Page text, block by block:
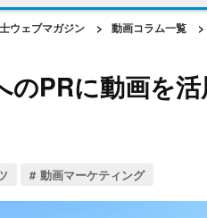
ウェブマガジン > 動画コラム一覧 >
のPRに動画を
動画マーケティング